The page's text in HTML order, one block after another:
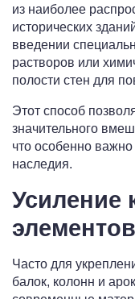
из наиболее
исторических
введении
растворов или
полости стен для
Этот способ
значительного
что особенно важно
наследия.
Усиление
элементов
Часто для
балок, колонн и